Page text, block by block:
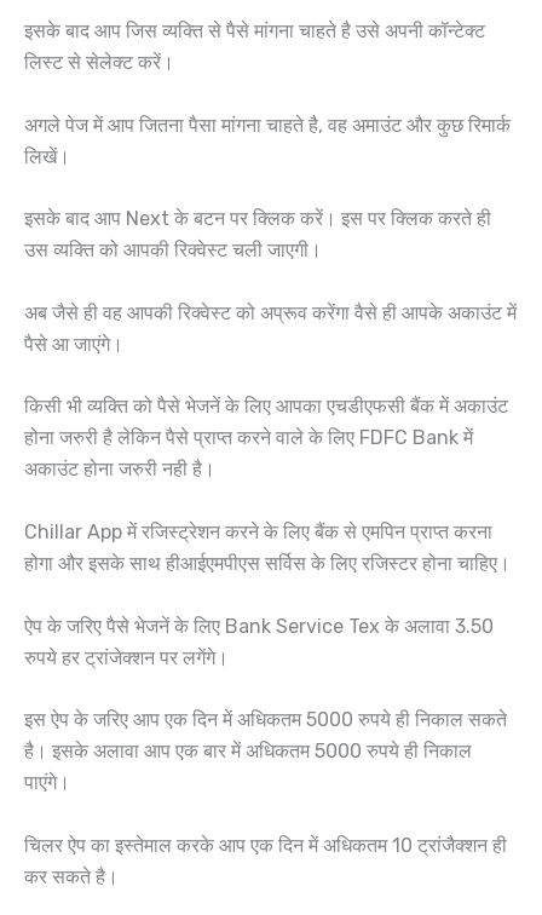
इसके बाद आप जिस व्यक्ति से पैसे मांगना चाहते है उसे अपनी कॉन्टेक्ट
लिस्ट से सेलेक्ट करें।
अगले पेज में आप जितना पैसा मांगना चाहते है, वह अमाउंट और कुछ रिमार्क
लिखें।
इसके बाद आप Next के बटन पर क्लिक करें। इस पर क्लिक करते ही
उस व्यक्ति को आपकी रिक्वेस्ट चली जाएगी।
अब जैसे ही वह आपकी रिक्वेस्ट को अप्रूव करेंगा वैसे ही आपके अकाउंट में
पैसे आ जाएंगे।
किसी भी व्यक्ति को पैसे भेजनें के लिए आपका एचडीएफसी बैंक में अकाउंट
होना जरुरी है लेकिन पैसे प्राप्त करने वाले के लिए FDFC Bank में
अकाउंट होना जरुरी नही है।
Chillar App में रजिस्ट्रेशन करने के लिए बैंक से एमपिन प्राप्त करना
होगा और इसके साथ हीआईएमपीएस सर्विस के लिए रजिस्टर होना चाहिए।
ऐप के जरिए पैसे भेजनें के लिए Bank Service Tex के अलावा 3.50
रुपये हर ट्रांजेक्शन पर लगेंगे।
इस ऐप के जरिए आप एक दिन में अधिकतम 5000 रुपये ही निकाल सकते
है। इसके अलावा आप एक बार में अधिकतम 5000 रुपये ही निकाल
पाएंगे।
चिलर ऐप का इस्तेमाल करके आप एक दिन में अधिकतम 10 ट्रांजैक्शन ही
कर सकते है।